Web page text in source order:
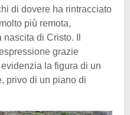
di dovere ha rintracciato
più remota,
di Cristo. Il
grazie
la figura di un
privo di un piano di